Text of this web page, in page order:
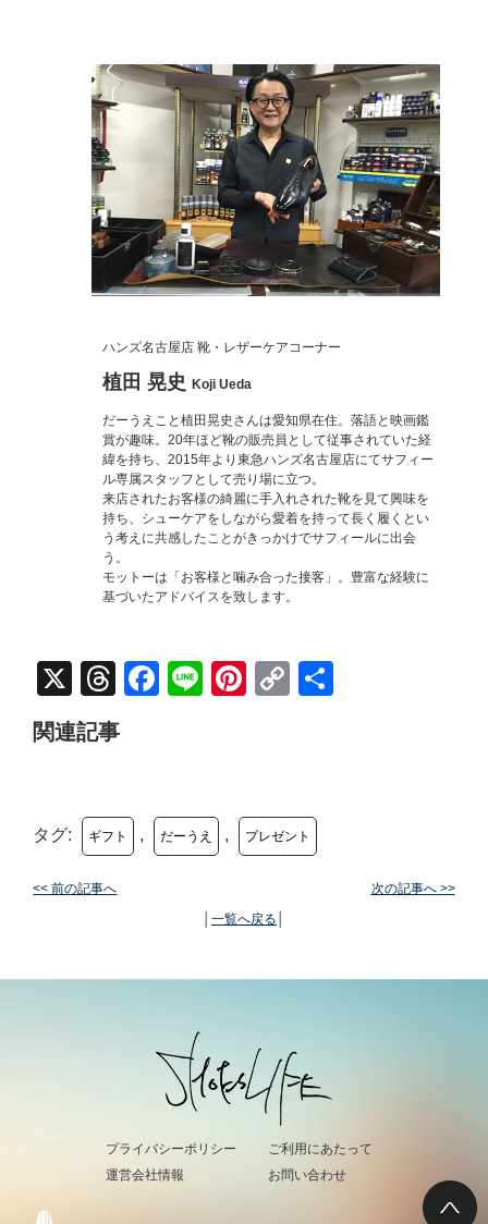
ハンズ名古屋店 靴・レザーケアコーナー
植田 晃史 Koji Ueda
だーうえこと植田晃史さんは愛知県在住。落語と映画鑑
賞が趣味。20年ほど靴の販売員として従事されていた経
緯を持ち、2015年より東急ハンズ名古屋店にてサフィー
ル専属スタッフとして売り場に立つ。
来店されたお客様の綺麗に手入れされた靴を見て興味を
持ち、シューケアをしながら愛着を持って長く履くとい
う考えに共感したことがきっかけでサフィールに出会
う。
モットーは「お客様と噛み合った接客」。豊富な経験に
基づいたアドバイスを致します。
X Threads
Facebook
LinePinterest
Copy
関連記事
タグ: ギフト , だーうえ , プレゼント
<< 前の記事へ
次の記事へ >>
一覧へ戻る
プライバシーポリシー
ご利用にあたって
運営会社情報
お問い合わせ